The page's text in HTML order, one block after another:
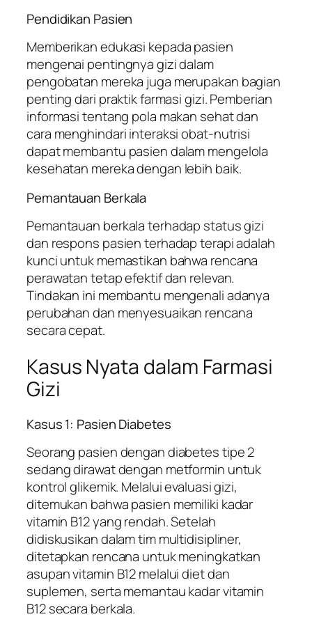
Pendidikan Pasien
Memberikan edukasi kepada pasien
mengenai pentingnya gizi dalam
pengobatan mereka juga merupakan bagian
penting dari praktik farmasi gizi. Pemberian
informasi tentang pola makan sehat dan
cara menghindari interaksi obat-nutrisi
dapat membantu pasien dalam mengelola
kesehatan mereka dengan lebih baik.
Pemantauan Berkala
Pemantauan berkala terhadap status gizi
dan respons pasien terhadap terapi adalah
kunci untuk memastikan bahwa rencana
perawatan tetap efektif dan relevan.
Tindakan ini membantu mengenali adanya
perubahan dan menyesuaikan rencana
secara cepat.
Kasus Nyata dalam Farmasi
Gizi
Kasus 1: Pasien Diabetes
Seorang pasien dengan diabetes tipe 2
sedang dirawat dengan metformin untuk
kontrol glikemik. Melalui evaluasi gizi,
ditemukan bahwa pasien memiliki kadar
vitamin B12 yang rendah. Setelah
didiskusikan dalam tim multidisipliner,
ditetapkan rencana untuk meningkatkan
asupan vitamin B12 melalui diet dan
suplemen, serta memantau kadar vitamin
B12 secara berkala.